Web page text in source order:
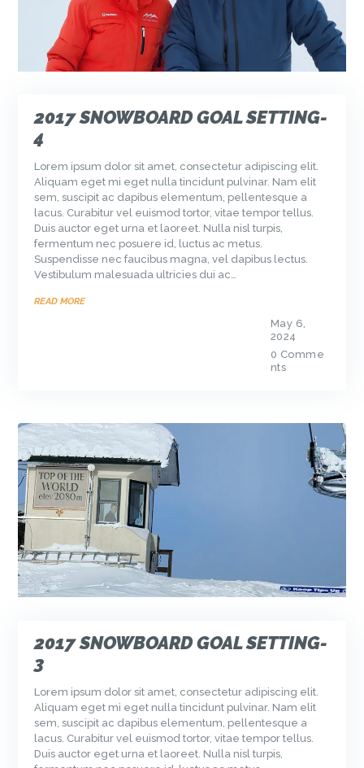
2017 SNOWBOARD GOAL SETTING-
4
Lorem ipsum dolor sit amet, consectetur adipiscing elit.
Aliquam eget mi eget nulla tincidunt pulvinar. Nam elit
sem, suscipit ac dapibus elementum, pellentesque a
lacus. Curabitur vel euismod tortor, vitae tempor tellus.
Duis auctor eget urna et laoreet. Nulla nisl turpis,
fermentum nec posuere id, luctus ac metus.
Suspendisse nec faucibus magna, vel dapibus lectus.
Vestibulum malesuada ultricies dui ac…
READ MORE
May 6,
2024
0 Comme
nts
2017 SNOWBOARD GOAL SETTING-
3
Lorem ipsum dolor sit amet, consectetur adipiscing elit.
Aliquam eget mi eget nulla tincidunt pulvinar. Nam elit
sem, suscipit ac dapibus elementum, pellentesque a
lacus. Curabitur vel euismod tortor, vitae tempor tellus.
Duis auctor eget urna et laoreet. Nulla nisl turpis,